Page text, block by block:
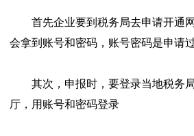
首先企业要到税务局去申请开通
会拿到账号和密码，账号密码是申请
其次，申报时，要登录当地税务
厅，用账号和密码登录